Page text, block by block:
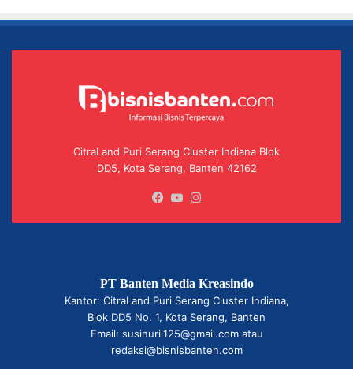
CitraLand Puri Serang Cluster Indiana Blok
DD5, Kota Serang, Banten 42162
Facebook
YouTube
PT Banten Media Kreasindo
Kantor: CitraLand Puri Serang Cluster Indiana,
Blok DD5 No. 1, Kota Serang, Banten
Email: susinuril125@gmail.com atau
redaksi@bisnisbanten.com